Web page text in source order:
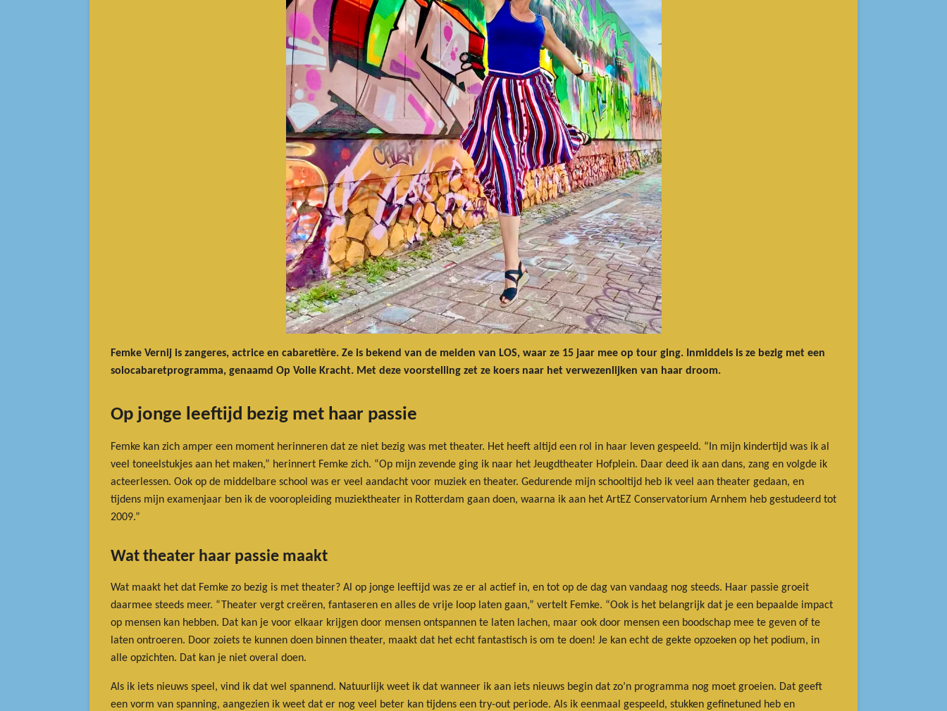
Femke Vernij is zangeres, actrice en cabaretière. Ze is bekend van de meiden van LOS, waar ze 15 jaar mee op tour ging. Inmiddels is ze bezig met een
solocabaretprogramma, genaamd Op Volle Kracht. Met deze voorstelling zet ze koers naar het verwezenlijken van haar droom.
Op jonge leeftijd bezig met haar passie
Femke kan zich amper een moment herinneren dat ze niet bezig was met theater. Het heeft altijd een rol in haar leven gespeeld. “In mijn kindertijd was ik al
veel toneelstukjes aan het maken,” herinnert Femke zich. “Op mijn zevende ging ik naar het Jeugdtheater Hofplein. Daar deed ik aan dans, zang en volgde ik
acteerlessen. Ook op de middelbare school was er veel aandacht voor muziek en theater. Gedurende mijn schooltijd heb ik veel aan theater gedaan, en
tijdens mijn examenjaar ben ik de vooropleiding muziektheater in Rotterdam gaan doen, waarna ik aan het ArtEZ Conservatorium Arnhem heb gestudeerd tot
2009.”
Wat theater haar passie maakt
Wat maakt het dat Femke zo bezig is met theater? Al op jonge leeftijd was ze er al actief in, en tot op de dag van vandaag nog steeds. Haar passie groeit
daarmee steeds meer. “Theater vergt creëren, fantaseren en alles de vrije loop laten gaan,” vertelt Femke. “Ook is het belangrijk dat je een bepaalde impact
op mensen kan hebben. Dat kan je voor elkaar krijgen door mensen ontspannen te laten lachen, maar ook door mensen een boodschap mee te geven of te
laten ontroeren. Door zoiets te kunnen doen binnen theater, maakt dat het echt fantastisch is om te doen! Je kan echt de gekte opzoeken op het podium, in
alle opzichten. Dat kan je niet overal doen.
Als ik iets nieuws speel, vind ik dat wel spannend. Natuurlijk weet ik dat wanneer ik aan iets nieuws begin dat zo’n programma nog moet groeien. Dat geeft
een vorm van spanning, aangezien ik weet dat er nog veel beter kan tijdens een try-out periode. Als ik eenmaal gespeeld, stukken gefinetuned heb en